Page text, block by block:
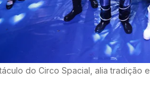
do Circo Spacial, alia tradição